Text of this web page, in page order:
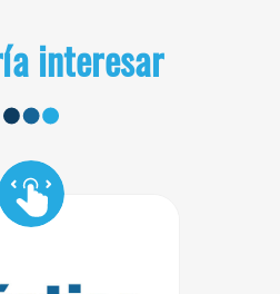
interesar